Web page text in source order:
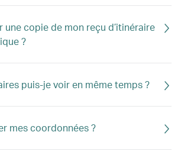
une copie de mon reçu d’itinéraire
?
puis-je voir en même temps ?
mes coordonnées ?